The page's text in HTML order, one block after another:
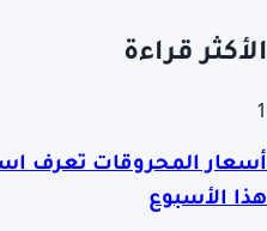
الأكثر قراءة
1
أسعار المحروقات تعرف
هذا الأسبوع